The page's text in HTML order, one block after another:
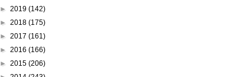
► 2019 (142)
► 2018 (175)
► 2017 (161)
► 2016 (166)
► 2015 (206)